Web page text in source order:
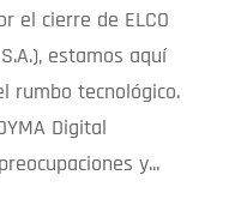
el cierre de ELCO
estamos aquí
rumbo tecnológico.
Digital
y...